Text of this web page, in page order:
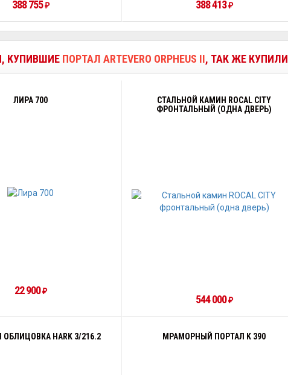
388 755 ₽ 388 413₽
КУПИВШИЕ ПОРТАЛ ARTEVERO ORPHEUS II, ТАК ЖЕ КУПИЛИ
ЛИРА 700
22 900 ₽
СТАЛЬНОЙ КАМИН ROCAL CITY
ФРОНТАЛЬНЫЙ (ОДНА ДВЕРЬ)
544 000₽
HARK 3/216.2 МРАМОРНЫЙ ПОРТАЛ K 390